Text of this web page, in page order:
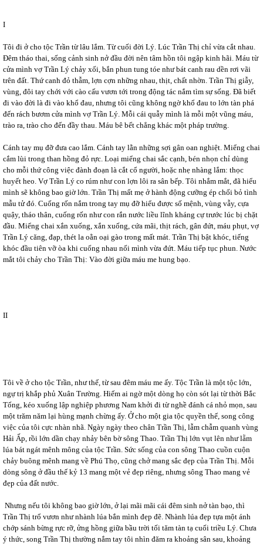
I
Tôi đi ở cho tộc Trần từ lâu lắm. Từ cuối đời Lý. Lúc Trần Thị chỉ vừa cắt nhau.
Đêm tháo thai, sống cảnh sinh nở đầu đời nên tâm hồn tôi ngập kinh hãi. Máu từ
cửa mình vợ Trần Lý chảy xối, bắn phun tung tóe như bát canh rau dền rơi vãi
trên đất. Thứ canh đỏ thẫm, lợn cợn những nhau, thịt, chất nhờn. Trần Thị giẫy,
vùng, đôi tay chới với cào cấu vươn tới trong động tác nắm tìm sự sống. Đã biết
đi vào đời là đi vào khổ đau, nhưng tôi cũng không ngờ khổ đau to lớn tàn phá
đến rách bươm cửa mình vợ Trần Lý. Mỗi cái quẫy mình là mỗi một vũng máu,
trào ra, trào cho đến đầy thau. Máu bê bết chẳng khác một pháp trường.
Cánh tay mụ đỡ đưa cao lắm. Cánh tay lằn những sợi gân oan nghiệt. Miểng chai
cắm lùi trong than hồng đỏ rực. Loại miểng chai sắc cạnh, bén nhọn chỉ dùng
cho mỗi thứ công việc đành đoạn là cắt cổ người, hoặc nhẹ nhàng lắm: thọc
huyết heo. Vợ Trần Lý co rúm như con lợn lôi ra sân bếp. Tôi nhắm mắt, đã hiểu
mình sẽ không bao giờ lớn. Trần Thị mất mẹ ở hành động cưỡng ép chối bỏ tình
mẫu tử đó. Cuống rốn nắm trong tay mụ đỡ hiểu được số mệnh, vùng vẫy, cựa
quậy, tháo thân, cuống rốn như con rắn nước liều lĩnh kháng cự trước lúc bị chặt
đầu. Miểng chai xắn xuống, xắn xuống, cứa mãi, thịt rách, gân đứt, máu phụt, vợ
Trần Lý căng, đạp, thét la oằn oại gào trong mất mát. Trần Thị bật khóc, tiếng
khóc đầu tiên vỡ òa khi cuống nhau nối mình vừa đứt. Máu tiếp tục phun. Nước
mắt tôi chảy cho Trần Thị: Vào đời giữa máu me hung bạo.
II
Tôi về ở cho tộc Trần, như thế, từ sau đêm máu me ấy. Tộc Trần là một tộc lớn,
ngự trị khắp phủ Xuân Trường. Hiếm ai ngờ một dòng họ còn sót lại từ thời Bắc
Tống, kéo xuống lập nghiệp phương Nam khởi đi từ nghề đánh cá nhỏ mọn, sau
một trăm năm lại hùng mạnh chừng ấy. Ở cho một gia tộc quyền thế, song công
việc của tôi cực nhàn nhã. Ngày ngày theo chân Trần Thị, lẫm chẫm quanh vùng
Hải Ấp, rồi lớn dần chạy nhảy bên bờ sông Thao. Trần Thị lớn vụt lên như lẵm
lúa bát ngát mênh mông của tộc Trần. Sức sống của con sông Thao cuồn cuộn
chảy buông mênh mang về Phú Thọ, cũng chở mang sắc đẹp của Trần Thị. Mỗi
dòng sông ở đầu thế kỷ 13 mang một vẻ đẹp riêng, nhưng sông Thao mang vẻ
đẹp của đất nước.
Nhưng nếu tôi không bao giờ lớn, ở lại mãi mãi cái đêm sinh nở tàn bạo, thì
Trần Thị trổ vươn như nhành lúa bắn mình đẹp đẽ. Nhành lúa đẹp tựa một ánh
chớp sánh bừng rực rỡ, ửng hồng giữa bầu trời tối tăm tàn tạ cuối triều Lý. Chưa
ý thức, song Trần Thị thường nắm tay tôi nhìn đăm ra khoảng sân sau, khoảng